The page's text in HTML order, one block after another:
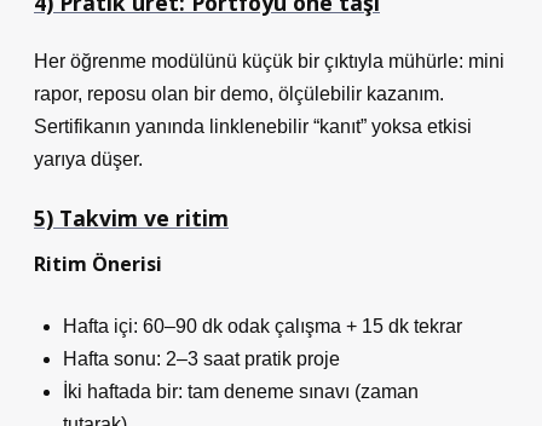
Her öğrenme modülünü küçük bir çıktıyla mühürle: mini
rapor, reposu olan bir demo, ölçülebilir kazanım.
Sertifikanın yanında linklenebilir “kanıt” yoksa etkisi
yarıya düşer.
5) Takvim ve ritim
Ritim Önerisi
Hafta içi: 60–90 dk odak çalışma + 15 dk tekrar
Hafta sonu: 2–3 saat pratik proje
İki haftada bir: tam deneme sınavı (zaman